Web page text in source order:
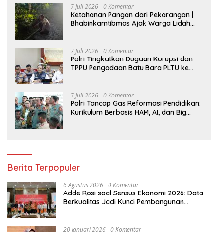
7 Juli 2026 0 Komentar
Ketahanan Pangan dari Pekarangan |
Bhabinkamtibmas Ajak Warga Lidah
7 Juli 2026 0 Komentar
Polri Tingkatkan Dugaan Korupsi dan
TPPU Pengadaan Batu Bara PLTU ke
7 Juli 2026 0 Komentar
Polri Tancap Gas Reformasi Pendidikan:
Kurikulum Berbasis HAM, AI, dan Big
Berita Terpopuler
6 Agustus 2026 0 Komentar
Adde Rosi soal Sensus Ekonomi 2026: Data
Berkualitas Jadi Kunci Pembangunan
20 Januari 2026 0 Komentar